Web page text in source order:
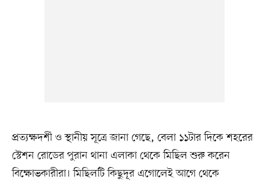
প্রত্যক্ষদর্শী ও স্থানীয় সূত্রে জানা গেছে, বেলা ১১টার দিকে শহরের
স্টেশন রোডের পুরান থানা এলাকা থেকে মিছিল শুরু করেন
বিক্ষোভকারীরা। মিছিলটি কিছুদূর এগোলেই আগে থেকে